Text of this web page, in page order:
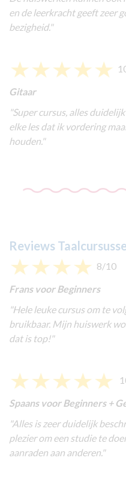
en de leerkracht geeft zeer
bezigheid."
Gitaar
"Super cursus, alles
elke les dat ik vordering
houden."
Reviews
8/10
Frans voor Beginners
"Hele leuke cursus om te
bruikbaar. Mijn huiswerk
dat is top!"
Spaans voor Beginners +
"Alles is zeer duidelijk
plezier om een studie te
aanraden aan anderen."